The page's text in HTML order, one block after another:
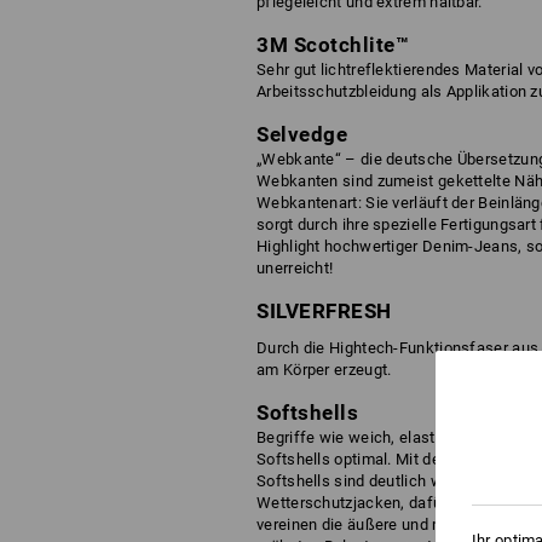
3M Scotchlite™
Sehr gut lichtreflektierendes Material
Arbeitsschutzbleidung als Applikation
Selvedge
„Webkante“ – die deutsche
Webkanten sind zumeist gekettelte
Webkantenart: Sie verläuft der
sorgt durch ihre spezielle
Highlight hochwertiger Denim-Jeans,
unerreicht!
SILVERFRESH
Durch die Hightech-Funktionsfaser
am Körper erzeugt.
Softshells
Begriffe wie weich, elastisch,
Softshells optimal. Mit den Softshells
Softshells sind deutlich winddichter
Wetterschutzjacken, dafür aber (und
vereinen die äußere und mittlere